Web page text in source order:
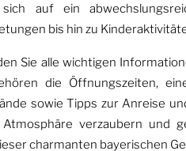
auf ein
bis hin zu
Sie alle wichtigen
die Öffnungszeiten,
sowie Tipps zur Anreise
verzaubern und
charmanten bayerischen